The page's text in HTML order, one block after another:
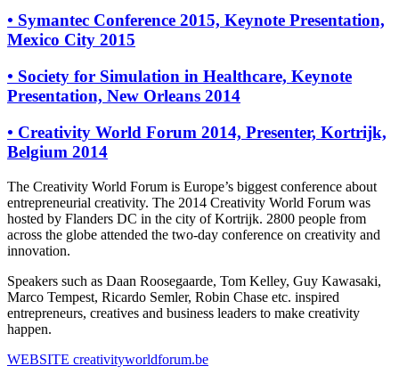
• Symantec Conference 2015, Keynote Presentation,
Mexico City 2015
• Society for Simulation in Healthcare, Keynote
Presentation, New Orleans 2014
• Creativity World Forum 2014, Presenter, Kortrijk,
Belgium 2014
The Creativity World Forum is Europe’s biggest conference about
entrepreneurial creativity. The 2014 Creativity World Forum was
hosted by Flanders DC in the city of Kortrijk. 2800 people from
across the globe attended the two-day conference on creativity and
innovation.
Speakers such as Daan Roosegaarde, Tom Kelley, Guy Kawasaki,
Marco Tempest, Ricardo Semler, Robin Chase etc. inspired
entrepreneurs, creatives and business leaders to make creativity
happen.
WEBSITE creativityworldforum.be